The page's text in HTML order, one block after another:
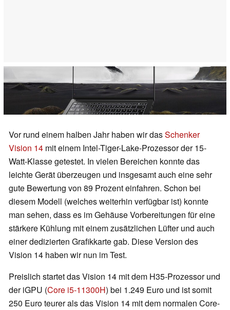
Vor rund einem halben Jahr haben wir dasSchenker
Vision 14 mit einem Intel-Tiger-Lake-Prozessor der 15-
Watt-Klasse getestet. In vielen Bereichen konnte das
leichte Gerät überzeugen und insgesamt auch eine sehr
gute Bewertung von 89 Prozent einfahren. Schon bei
diesem Modell (welches weiterhin verfügbar ist) konnte
man sehen, dass es im Gehäuse Vorbereitungen für eine
stärkere Kühlung mit einem zusätzlichen Lüfter und auch
einer dedizierten Grafikkarte gab. Diese Version des
Vision 14 haben wir nun im Test.
Preislich startet das Vision 14 mit dem H35-Prozessor und
der iGPU (Core i5-11300H) bei 1.249 Euro und ist somit
250 Euro teurer als das Vision 14 mit dem normalen Core-